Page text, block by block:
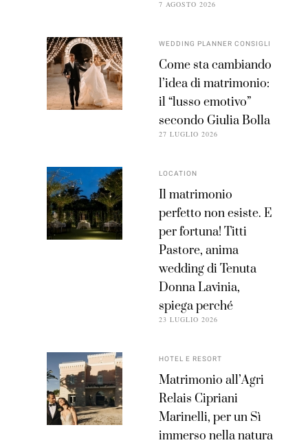
7 AGOSTO 2026
WEDDING PLANNER CONSIGLI
Come sta cambiando
l’idea di matrimonio:
il “lusso emotivo”
secondo Giulia Bolla
27 LUGLIO 2026
LOCATION
Il matrimonio
perfetto non esiste. E
per fortuna! Titti
Pastore, anima
wedding di Tenuta
Donna Lavinia,
spiega perché
23 LUGLIO 2026
HOTEL E RESORT
Matrimonio all’Agri
Relais Cipriani
Marinelli, per un Sì
immerso nella natura